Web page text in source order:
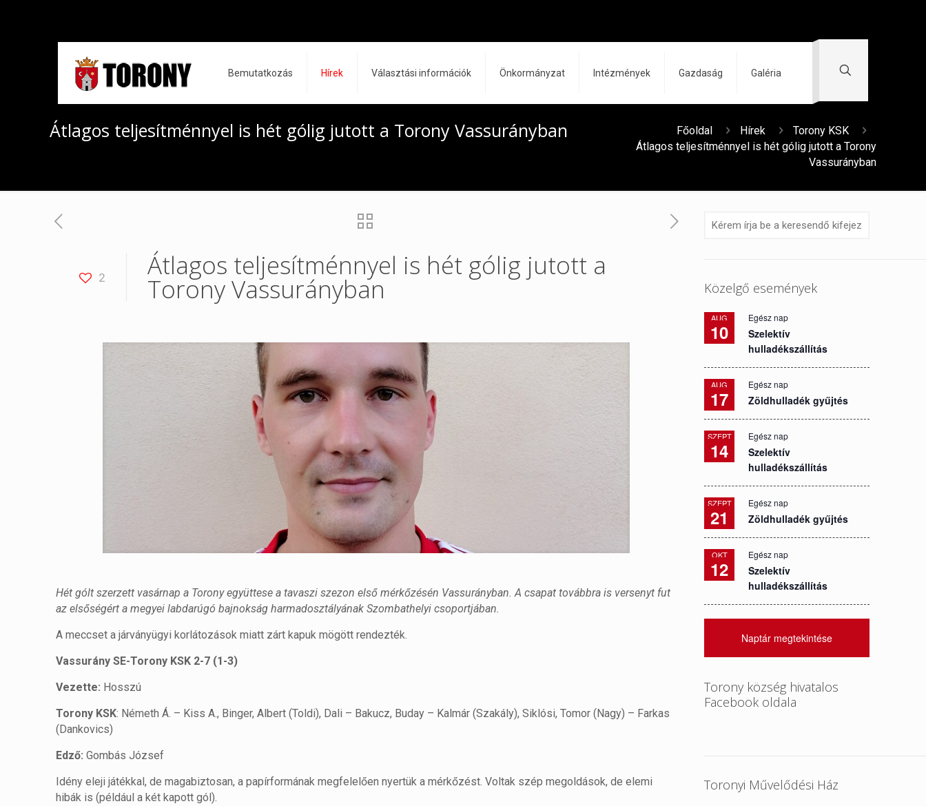
Bemutatkozás Hírek Választási információk Önkormányzat Intézmények Gazdaság Galéria
Átlagos teljesítménnyel is hét gólig jutott a Torony Vassurányban Főoldal Hírek
Torony KSK
Átlagos teljesítménnyel is hét gólig jutott a Torony
Vassurányban
2 Átlagos teljesítménnyel is hét gólig jutott a
Torony Vassurányban
Hét gólt szerzett vasárnap a Torony együttese a tavaszi szezon első mérkőzésén Vassurányban. A csapat továbbra is versenyt fut
az elsőségért a megyei labdarúgó bajnokság harmadosztályának Szombathelyi csoportjában.
A meccset a járványügyi korlátozások miatt zárt kapuk mögött rendezték.
Vassurány SE-Torony KSK 2-7 (1-3)
Vezette: Hosszú
Torony KSK: Németh Á. – Kiss A., Binger, Albert (Toldi), Dali – Bakucz, Buday – Kalmár (Szakály), Siklósi, Tomor (Nagy) – Farkas
(Dankovics)
Edző: Gombás József
Idény eleji játékkal, de magabiztosan, a papírformának megfelelően nyertük a mérkőzést. Voltak szép megoldások, de elemi
hibák is (például a két kapott gól).
Közelgő események
AUG
10
Egész nap
Szelektív
hulladékszállítás
AUG
17
Egész nap
Zöldhulladék gyűjtés
SZEPT
14
Egész nap
Szelektív
hulladékszállítás
SZEPT
21
Egész nap
Zöldhulladék gyűjtés
OKT
12
Egész nap
Szelektív
hulladékszállítás
Naptár megtekintése
Torony község hivatalos
Facebook oldala
Toronyi Művelődési Ház